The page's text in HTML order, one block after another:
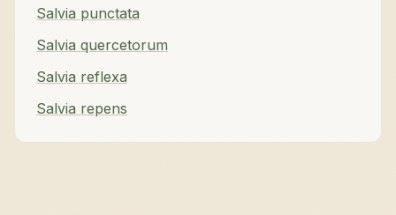
Salvia punctata
Salvia quercetorum
Salvia reflexa
Salvia repens